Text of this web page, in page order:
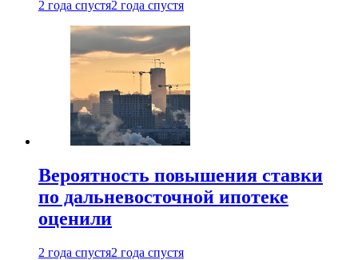
2 года спустя2 года спустя
Вероятность повышения ставки
по дальневосточной ипотеке
оценили
2 года спустя2 года спустя